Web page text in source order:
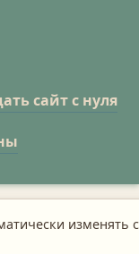
сайт с нуля
изменять